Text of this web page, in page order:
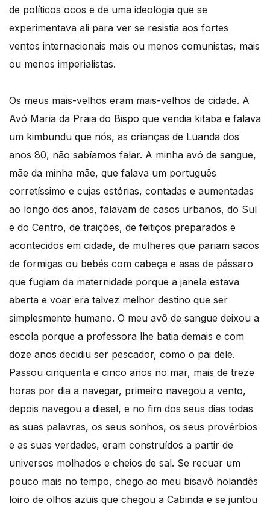
de políticos ocos e de uma ideologia que se
experimentava ali para ver se resistia aos fortes
ventos internacionais mais ou menos comunistas, mais
ou menos imperialistas.
Os meus mais-velhos eram mais-velhos de cidade. A
Avó Maria da Praia do Bispo que vendia kitaba e falava
um kimbundu que nós, as crianças de Luanda dos
anos 80, não sabíamos falar. A minha avó de sangue,
mãe da minha mãe, que falava um português
corretíssimo e cujas estórias, contadas e aumentadas
ao longo dos anos, falavam de casos urbanos, do Sul
e do Centro, de traições, de feitiços preparados e
acontecidos em cidade, de mulheres que pariam sacos
de formigas ou bebés com cabeça e asas de pássaro
que fugiam da maternidade porque a janela estava
aberta e voar era talvez melhor destino que ser
simplesmente humano. O meu avô de sangue deixou a
escola porque a professora lhe batia demais e com
doze anos decidiu ser pescador, como o pai dele.
Passou cinquenta e cinco anos no mar, mais de treze
horas por dia a navegar, primeiro navegou a vento,
depois navegou a diesel, e no fim dos seus dias todas
as suas palavras, os seus sonhos, os seus provérbios
e as suas verdades, eram construídos a partir de
universos molhados e cheios de sal. Se recuar um
pouco mais no tempo, chego ao meu bisavô holandês
loiro de olhos azuis que chegou a Cabinda e se juntou